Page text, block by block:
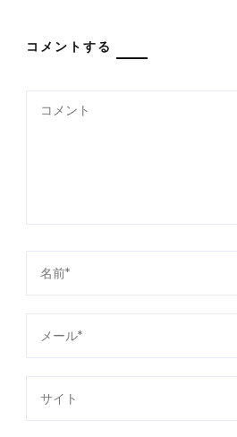
コメントする